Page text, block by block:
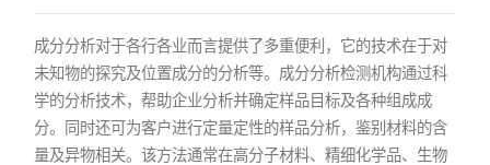
成分分析对于各行各业而言提供了多重便利，它的技术在于对
未知物的探究及位置成分的分析等。成分分析检测机构通过科
学的分析技术，帮助企业分析并确定样品目标及各种组成成
分。同时还可为客户进行定量定性的样品分析，鉴别材料的含
量及异物相关。该方法通常在高分子材料、精细化学品、生物